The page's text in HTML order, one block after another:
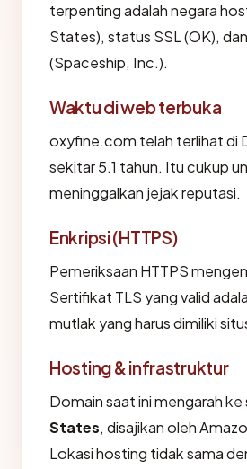
terpenting adalah negara
States), status SSL (OK),
(Spaceship, Inc.).
Waktu di web terbuka
oxyfine.com telah terlihat di
sekitar 5.1 tahun. Itu cukup
meninggalkan jejak reputasi.
Enkripsi (HTTPS)
Pemeriksaan HTTPS
Sertifikat TLS yang valid
mutlak yang harus dimiliki
Hosting & infrastruktur
Domain saat ini mengarah ke
States, disajikan oleh
Lokasi hosting tidak sama